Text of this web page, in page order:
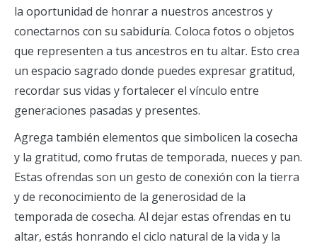
la oportunidad de honrar a nuestros ancestros y
conectarnos con su sabiduría. Coloca fotos o objetos
que representen a tus ancestros en tu altar. Esto crea
un espacio sagrado donde puedes expresar gratitud,
recordar sus vidas y fortalecer el vínculo entre
generaciones pasadas y presentes.
Agrega también elementos que simbolicen la cosecha
y la gratitud, como frutas de temporada, nueces y pan.
Estas ofrendas son un gesto de conexión con la tierra
y de reconocimiento de la generosidad de la
temporada de cosecha. Al dejar estas ofrendas en tu
altar, estás honrando el ciclo natural de la vida y la